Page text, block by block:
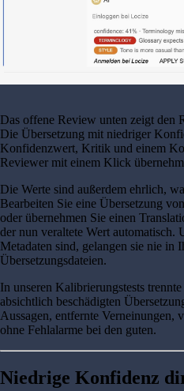
Das offene Review unten zeigt
Die Übersetzung mit niedriger
Konfidenzwert, Kritik und einem
Reviewer mit einem Klick
Die Werte sind außerdem ehrlich,
Bearbeiten Sie eine Übersetzung
oder übernehmen Sie einen
der nun veraltete Wert
Metadaten sind, gelangen sie nie in
Übersetzungsdateien.
In unseren Kalibrierungstests
absichtlich beschädigten
Aussagen, entfernte Verneinungen,
ohne Fehlalarme bei den guten.
Niedrige Konfidenz